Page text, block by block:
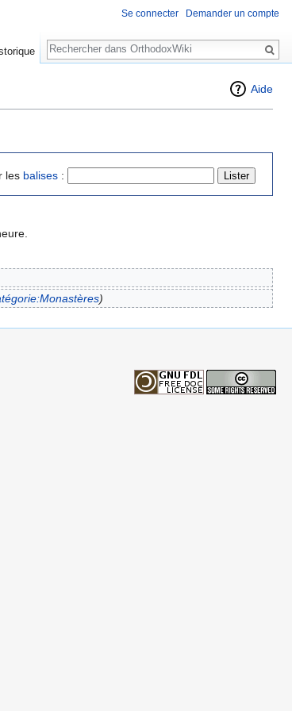
Aide
les balises :
)
Se connecter Demander un compte
Rechercher